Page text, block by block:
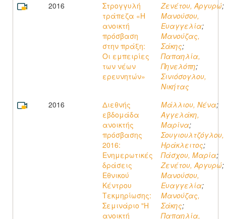
2016
Στρογγυλή
τράπεζα «Η
ανοικτή
πρόσβαση
στην πράξη:
Οι εμπειρίες
των νέων
ερευνητών»
Ζενέτου, Αργυρώ;
Μανούσου,
Ευαγγελία;
Μανούζας,
Σάκης;
Παπαηλία,
Πηνελόπη;
Σινιόσογλου,
Νικήτας
2016
Διεθνής
εβδομάδα
ανοικτής
πρόσβασης
2016:
Ενημερωτικές
δράσεις
Εθνικού
Κέντρου
Τεκμηρίωσης:
Σεμινάριο "Η
ανοικτή
Μάλλιου, Νένα;
Αγγελάκη,
Μαρίνα;
Σουγιουλτζόγλου,
Ηράκλειτος;
Πάσχου, Μαρία;
Ζενέτου, Αργυρώ;
Μανούσου,
Ευαγγελία;
Μανούζας,
Σάκης;
Παπαηλία,